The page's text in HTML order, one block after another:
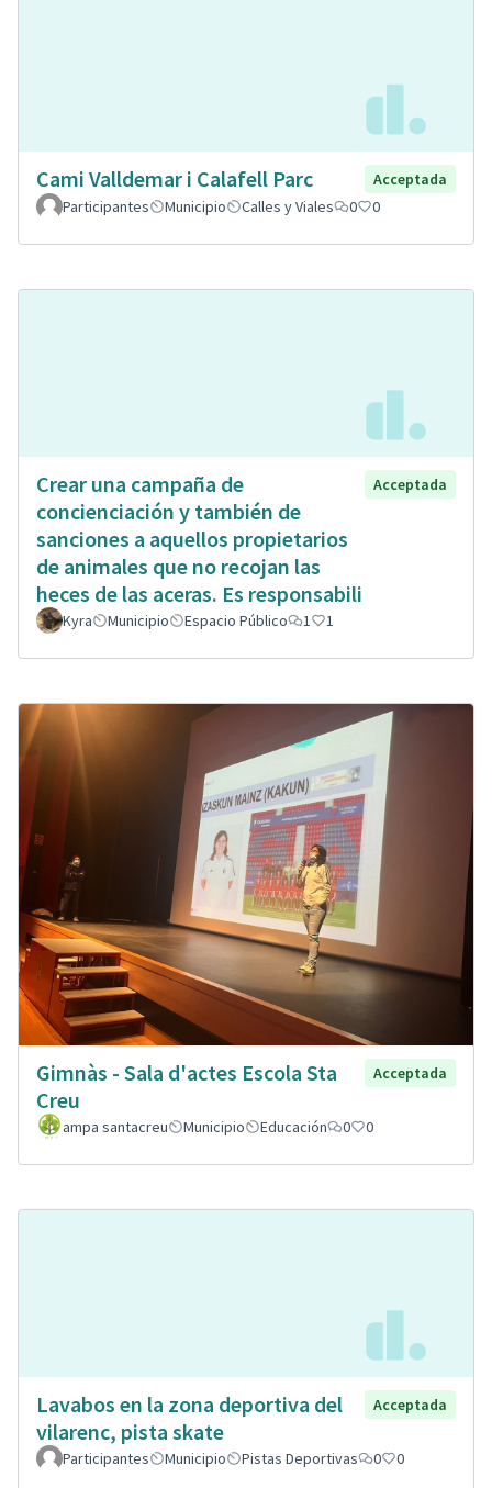
Cami Valldemar i Calafell Parc
Acceptada
Participantes
Municipio Calles y Viales 0 0
Crear una campaña de
concienciación y también de
sanciones a aquellos propietarios
de animales que no recojan las
heces de las aceras. Es responsabili
Acceptada
Kyra Municipio Espacio Público 1 1
Gimnàs - Sala d'actes Escola Sta
Creu
Acceptada
ampa santacreu Municipio Educación 0 0
Lavabos en la zona deportiva del
vilarenc, pista skate
Acceptada
Participantes Municipio Pistas Deportivas 0 0